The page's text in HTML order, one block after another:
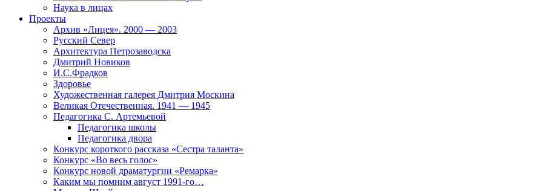
Наука в лицах
Проекты
Архив «Лицея». 2000 — 2003
Русский Север
Архитектура Петрозаводска
Дмитрий Новиков
И.С.Фрадков
Здоровье
Художественная галерея Дмитрия Москина
Великая Отечественная. 1941 — 1945
Педагогика С. Артемьевой
Педагогика школы
Педагогика двора
Конкурс короткого рассказа «Сестра таланта»
Конкурс «Во весь голос»
Конкурс новой драматургии «Ремарка»
Каким мы помним август 1991-го…